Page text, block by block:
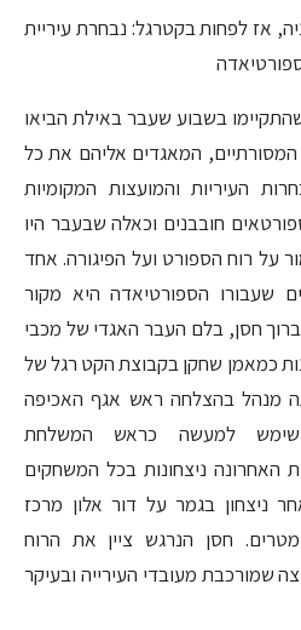
אז לפחות בקטרגל: נבחרת עיריית
הספורטיאדה ה-34 שהתקיימו בשבוע שעבר באילת הביאו
המסורתיים, המאגדים אליהם את כל
העיריות והמועצות המקומיות
חובבנים וכאלה שבעבר היו
על רוח הספורט ועל הפיגורה. אחד
שעבורו הספורטיאדה היא מקור
חסן, בלם העבר האגדי של מכבי
כמאמן שחקן בקבוצת הקט רגל של
מנהל בהצלחה ראש אגף האכיפה
ששימש למעשה כראש המשלחת
האחרונה ניצחונות בכל המשחקים
ניצחון בגמר על דור אלון מרכז
בבעיטות הכרעה מ – 11 מטרים. חסן הנרגש ציין את הרוח
שמורכבת מעובדי העירייה ובעיקר